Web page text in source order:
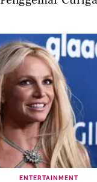
ENTERTAINMENT